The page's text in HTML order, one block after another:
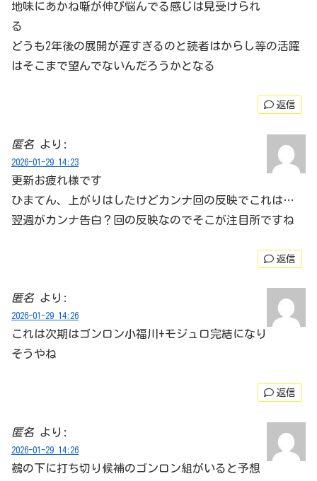
地味にあかね噺が伸び悩んでる感じは見受けられ
る
どうも2年後の展開が遅すぎるのと読者はからし等の活躍
はそこまで望んでないんだろうかとなる
返信
匿名 より:
2026-01-29 14:23
更新お疲れ様です
ひまてん、上がりはしたけどカンナ回の反映でこれは…
翌週がカンナ告白？回の反映なのでそこが注目所ですね
返信
匿名 より:
2026-01-29 14:26
これは次期はゴンロン小福川+モジュロ完結になり
そうやね
返信
匿名 より:
2026-01-29 14:26
鵺の下に打ち切り候補のゴンロン組がいると予想